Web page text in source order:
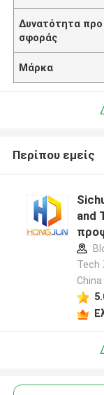
Δυνατότητα προ
σφοράς
Μάρκα
Περίπου εμείς
and
Tech
China